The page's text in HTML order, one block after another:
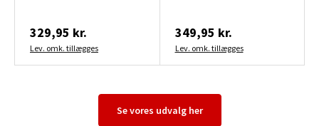
329,95 kr.
Lev. omk. tillægges
349,95 kr.
Lev. omk. tillægges
Se vores udvalg her